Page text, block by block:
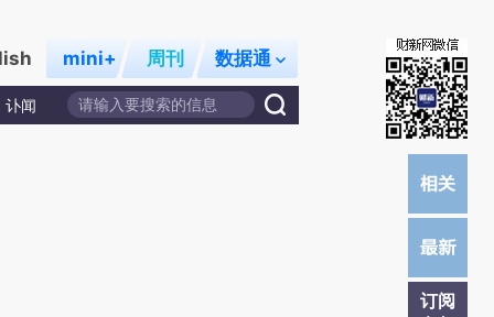
mini+ 周刊 数据通
讣闻
订阅